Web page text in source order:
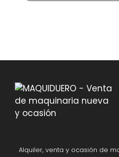
Alquiler, venta y ocasión de